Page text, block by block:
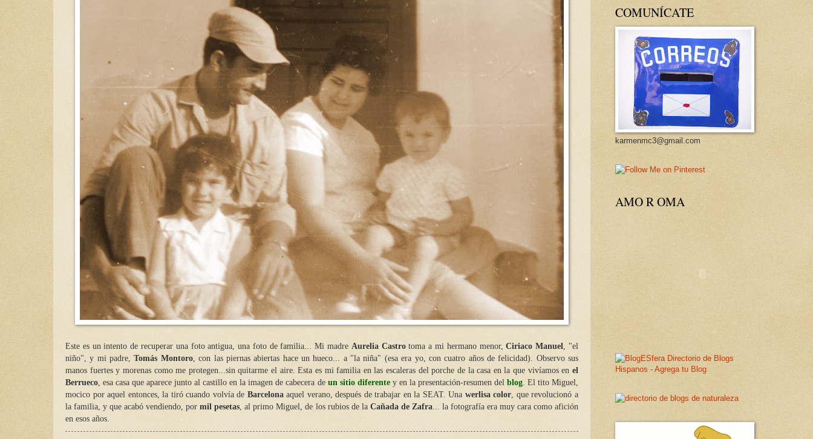
Este es un intento de recuperar una foto antigua, una foto de familia... Mi madre Aurelia Castrotoma a mi hermano menor,Ciriaco Manuel
, "el
niño", y mi padre,Tomás Montoro, con las piernas abiertas hace un hueco... a "la niña" (esa era yo, con cuatro años de felicidad). Observo sus
manos fuertes y morenas como me protegen...sin quitarme el aire. Esta es mi familia en las escaleras del porche de la casa en la que vivíamos en el
Berrueco , esa casa que aparece junto al castillo en la imagen de cabecera de un sitio diferentey en la presentación-resumen del blog. El tito Miguel,
mocico por aquel entonces, la tiró cuando volvía de Barcelonaaquel verano, después de trabajar en la SEAT. Una werlisa color , que revolucionó a
la familia, y que acabó vendiendo, pormil pesetas , al primo Miguel, de los rubios de la Cañada de Zafra... la fotografía era muy cara como afición
en esos años.
COMUNÍCATE
karmenmc3@gmail.com
AMO R OMA